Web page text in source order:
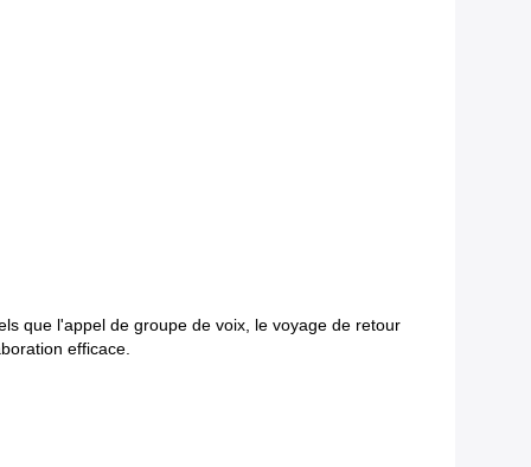
que l'appel de groupe de voix, le voyage de retour
efficace.